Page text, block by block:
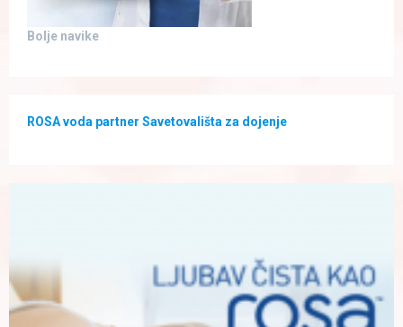
Bolje navike
ROSA voda partner Savetovališta za dojenje